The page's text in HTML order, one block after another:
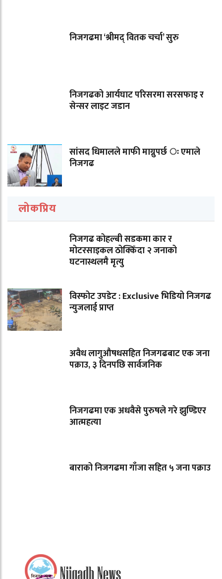
निजगढमा ‘श्रीमद् वितक चर्चा’ सुरु
निजगढको आर्यघाट परिसरमा सरसफाइ र
सेन्सर लाइट जडान
सांसद धिमालले माफी माग्नुपर्छ ः एमाले
निजगढ
लोकप्रिय
निजगढ कोहल्बी सडकमा कार र
मोटरसाइकल ठोक्किँदा २ जनाको
घटनास्थलमै मृत्यु
विस्फोट उपडेट : Exclusive भिडियो निजगढ
न्युजलाई प्राप्त
अवैध लागुऔषधसहित निजगढबाट एक जना
पक्राउ, ३ दिनपछि सार्वजनिक
निजगढमा एक अधवैसे पुरुषले गरे झुण्डिएर
आत्महत्या
बाराको निजगढमा गाँजा सहित ५ जना पक्राउ